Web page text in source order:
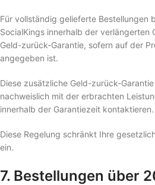
Für vollständig gelieferte Bestellungen
SocialKings innerhalb der verlängerten
Geld-zurück-Garantie, sofern auf der
angegeben ist.
Diese zusätzliche Geld-zurück-
nachweislich mit der erbrachten
innerhalb der Garantiezeit kontaktieren.
Diese Regelung schränkt Ihre
ein.
7. Bestellungen über